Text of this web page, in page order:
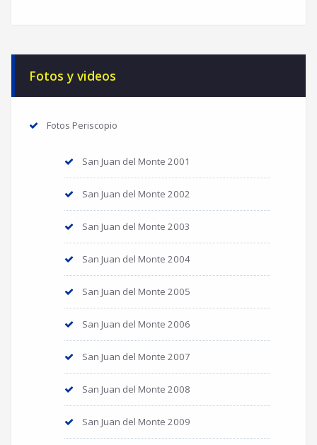
Fotos y videos
Fotos Periscopio
San Juan del Monte 2001
San Juan del Monte 2002
San Juan del Monte 2003
San Juan del Monte 2004
San Juan del Monte 2005
San Juan del Monte 2006
San Juan del Monte 2007
San Juan del Monte 2008
San Juan del Monte 2009